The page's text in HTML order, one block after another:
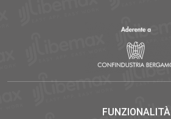
FUNZIONALITÀ